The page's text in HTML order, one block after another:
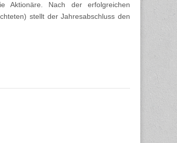
Aktionäre. Nach der erfolgreichen
stellt der Jahresabschluss den